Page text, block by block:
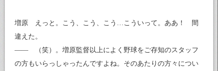
増原 えっと。こう、こう、こう…こういって。ああ！ 間
違えた。
—— （笑）。増原監督以上によく野球をご存知のスタッフ
の方もいらっしゃったんですよね。そのあたりの方々につい